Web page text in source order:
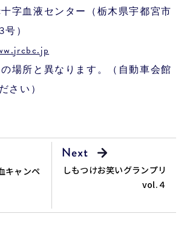
字血液センター（栃木県宇都宮市
）
場所と異なります。（自動車会館
さい）
キャンペ
しもつけお笑いグランプリ
vol.４